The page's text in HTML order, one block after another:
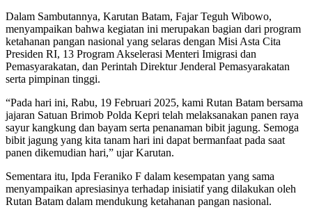
Dalam Sambutannya, Karutan Batam, Fajar Teguh Wibowo,
menyampaikan bahwa kegiatan ini merupakan bagian dari program
ketahanan pangan nasional yang selaras dengan Misi Asta Cita
Presiden RI, 13 Program Akselerasi Menteri Imigrasi dan
Pemasyarakatan, dan Perintah Direktur Jenderal Pemasyarakatan
serta pimpinan tinggi.
“Pada hari ini, Rabu, 19 Februari 2025, kami Rutan Batam bersama
jajaran Satuan Brimob Polda Kepri telah melaksanakan panen raya
sayur kangkung dan bayam serta penanaman bibit jagung. Semoga
bibit jagung yang kita tanam hari ini dapat bermanfaat pada saat
panen dikemudian hari,” ujar Karutan.
Sementara itu, Ipda Feraniko F dalam kesempatan yang sama
menyampaikan apresiasinya terhadap inisiatif yang dilakukan oleh
Rutan Batam dalam mendukung ketahanan pangan nasional.